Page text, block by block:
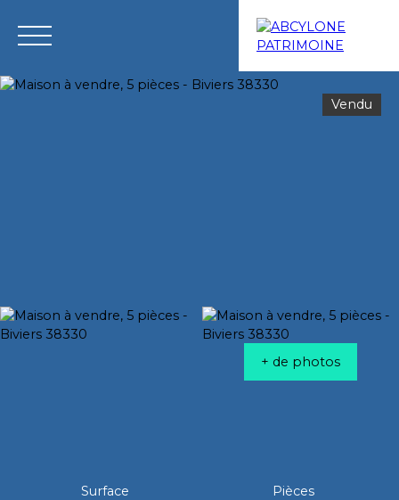
Vendu
+ de photos
Surface
Pièces